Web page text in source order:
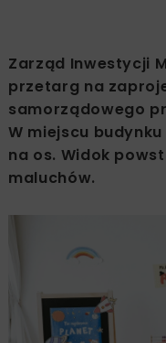
Zarząd Inwestycji
przetarg na
samorządowego
W miejscu
na os. Widok
maluchów.